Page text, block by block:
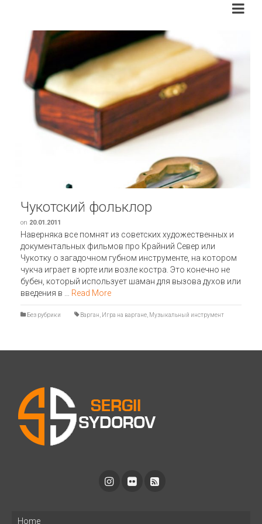
Чукотский фольклор
on 20.01.2011
Наверняка все помнят из советских художественных и
документальных фильмов про Крайний Север или
Чукотку о загадочном губном инструменте, на котором
чукча играет в юрте или возле костра. Это конечно не
бубен, который использует шаман для вызова духов или
введения в … Read More
Без рубрики Варган Игра на варгане Музыкальный инструмент
Home